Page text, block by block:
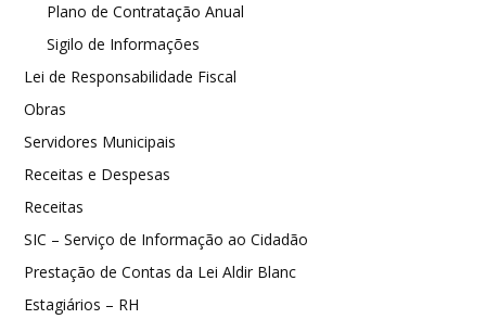
Plano de Contratação Anual
Sigilo de Informações
Lei de Responsabilidade Fiscal
Obras
Servidores Municipais
Receitas e Despesas
Receitas
SIC – Serviço de Informação ao Cidadão
Prestação de Contas da Lei Aldir Blanc
Estagiários – RH